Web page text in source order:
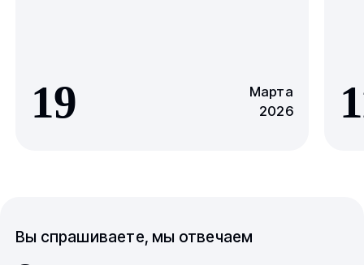
19
Марта
2026
Вы спрашиваете, мы отвечаем